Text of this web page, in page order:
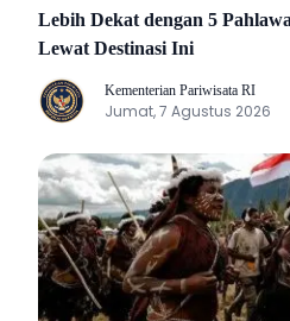
Lebih Dekat dengan 5
Lewat Destinasi Ini
K
Kementerian Pariwisata RI
Jumat, 7 Agustus 2026